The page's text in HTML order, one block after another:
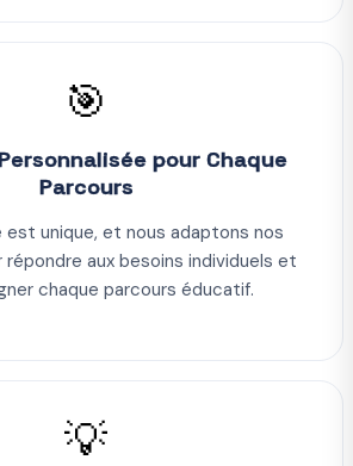
🎯
pour Chaque
Parcours
est unique, et nous adaptons nos
aux besoins individuels et
chaque parcours éducatif.
💡